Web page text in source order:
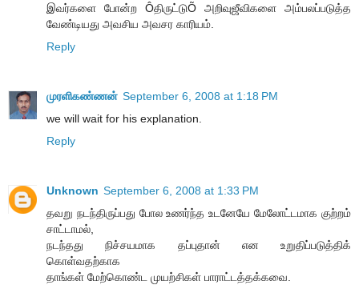
இவர்களை போன்ற Ôதிருட்டுÕ அறிவுஜீவிகளை அம்பலப்படுத்த
வேண்டியது அவசிய அவசர காரியம்.
Reply
முரளிகண்ணன் September 6, 2008 at 1:18 PM
we will wait for his explanation.
Reply
Unknown September 6, 2008 at 1:33 PM
த‌வ‌று ந‌ட‌ந்திருப்ப‌து போல‌ உண‌ர்ந்த‌ உட‌னேயே மேலோட்ட‌மாக‌ குற்ற‌ம்
சாட்டாம‌ல்,
ந‌ட‌ந்த‌து நிச்ச‌ய‌மாக‌ த‌ப்புதான் என உறுதிப்ப‌டுத்திக்
கொள்வ‌த‌ற்காக‌
தாங்க‌ள் மேற்கொண்ட‌ முய‌ற்சிக‌ள் பாராட்ட‌த்த‌க்க‌வை.